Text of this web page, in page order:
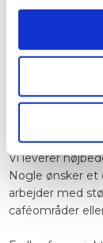
kraftigere
Vi hjælper
bedst til
flot finish.
Højbede til
Vi leverer
Nogle ønsker et
arbejder med
caféområder